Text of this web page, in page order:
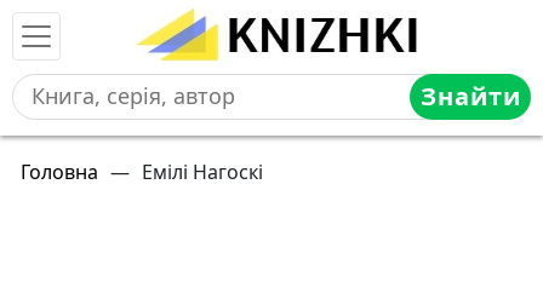
Знайти
Головна — Емілі Нагоскі